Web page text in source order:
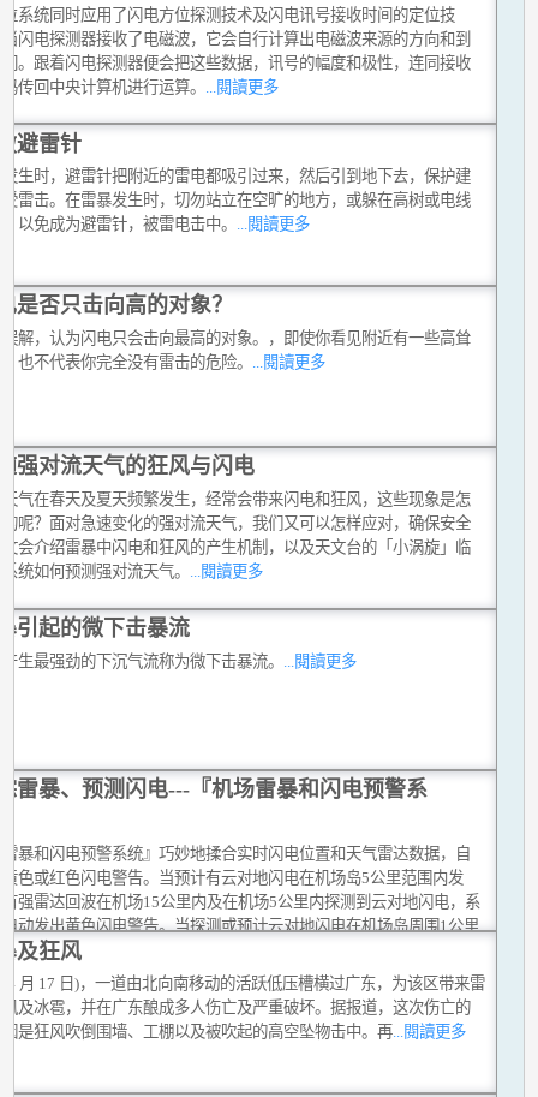
系统同时应用了闪电方位探测技术及闪电讯号接收时间的定位技
闪电探测器接收了电磁波，它会自行计算出电磁波来源的方向和到
。跟着闪电探测器便会把这些数据，讯号的幅度和极性，连同接收
传回中央计算机进行运算。 ...閱讀更多
避雷针
生时，避雷针把附近的雷电都吸引过来，然后引到地下去，保护建
雷击。在雷暴发生时，切勿站立在空旷的地方，或躲在高树或电线
以免成为避雷针，被雷电击中。 ...閱讀更多
是否只击向高的对象？
解，认为闪电只会击向最高的对象。，即使你看见附近有一些高耸
也不代表你完全没有雷击的危险。
...閱讀更多
强对流天气的狂风与闪电
气在春天及夏天频繁发生，经常会带来闪电和狂风，这些现象是怎
呢？面对急速变化的强对流天气，我们又可以怎样应对，确保安全
会介绍雷暴中闪电和狂风的产生机制，以及天文台的「小涡旋」临
统如何预测强对流天气。 ...閱讀更多
引起的微下击暴流
生最强劲的下沉气流称为微下击暴流。 ...閱讀更多
雷暴、预测闪电---『机场雷暴和闪电预警系
暴和闪电预警系统』巧妙地揉合实时闪电位置和天气雷达数据，自
色或红色闪电警告。当预计有云对地闪电在机场岛5公里范围内发
强雷达回波在机场15公里内及在机场5公里内探测到云对地闪电，系
动发出黄色闪电警告。当探测或预计云对地闪电在机场岛周围1公里
就会发出红色闪电警告。
及狂风
月 17 日)，一道由北向南移动的活跃低压槽横过广东，为该区带来雷
及冰雹，并在广东酿成多人伤亡及严重破坏。据报道，这次伤亡的
是狂风吹倒围墙、工棚以及被吹起的高空坠物击中。再...閱讀更多